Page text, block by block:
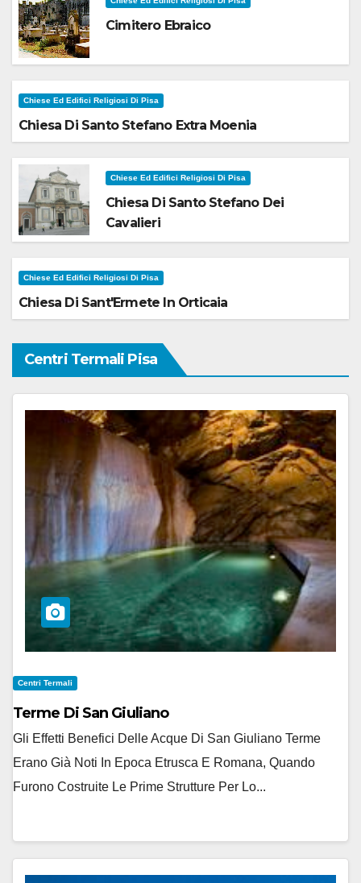
Cimitero Ebraico
Chiese Ed Edifici Religiosi Di Pisa
Chiesa Di Santo Stefano Extra Moenia
Chiese Ed Edifici Religiosi Di Pisa
Chiesa Di Santo Stefano Dei
Cavalieri
Chiese Ed Edifici Religiosi Di Pisa
Chiesa Di Sant'Ermete In Orticaia
Centri Termali Pisa
Centri Termali
Terme Di San Giuliano
Gli Effetti Benefici Delle Acque Di San Giuliano Terme
Erano Già Noti In Epoca Etrusca E Romana, Quando
Furono Costruite Le Prime Strutture Per Lo...